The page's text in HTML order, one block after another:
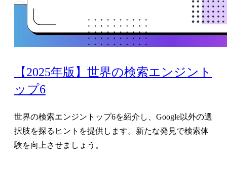
【2025年版】世界の検索エンジント
ップ6
世界の検索エンジントップ6を紹介し、Google以外の選
択肢を探るヒントを提供します。新たな発見で検索体
験を向上させましょう。